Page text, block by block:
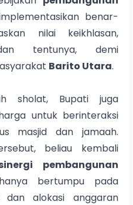
benar-
nilai keikhlasan,
tentunya, demi
Barito Utara.
sholat, Bupati juga
untuk berinteraksi
masjid dan jamaah.
beliau kembali
pembangunan
bertumpu pada
dan alokasi anggaran